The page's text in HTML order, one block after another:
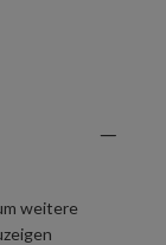
weitere